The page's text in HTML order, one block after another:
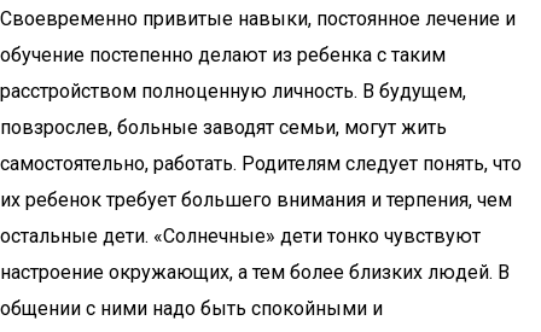
Своевременно привитые навыки, постоянное лечение и
обучение постепенно делают из ребенка с таким
расстройством полноценную личность. В будущем,
повзрослев, больные заводят семьи, могут жить
самостоятельно, работать. Родителям следует понять, что
их ребенок требует большего внимания и терпения, чем
остальные дети. «Солнечные» дети тонко чувствуют
настроение окружающих, а тем более близких людей. В
общении с ними надо быть спокойными и